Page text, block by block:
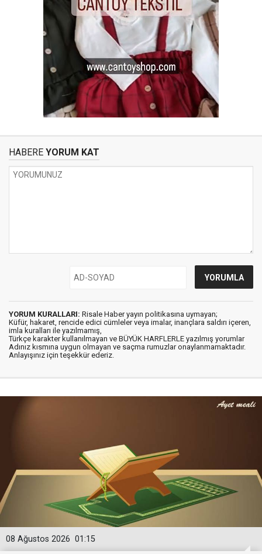
HABERE YORUM KAT
YORUM KURALLARI: Risale Haber yayın politikasına uymayan;
Küfür, hakaret, rencide edici cümleler veya imalar, inançlara saldırı içeren,
imla kuralları ile yazılmamış,
Türkçe karakter kullanılmayan ve BÜYÜK HARFLERLE yazılmış yorumlar
Adınız kısmına uygun olmayan ve saçma rumuzlar onaylanmamaktadır.
Anlayışınız için teşekkür ederiz.
01:15
08 Ağustos 2026